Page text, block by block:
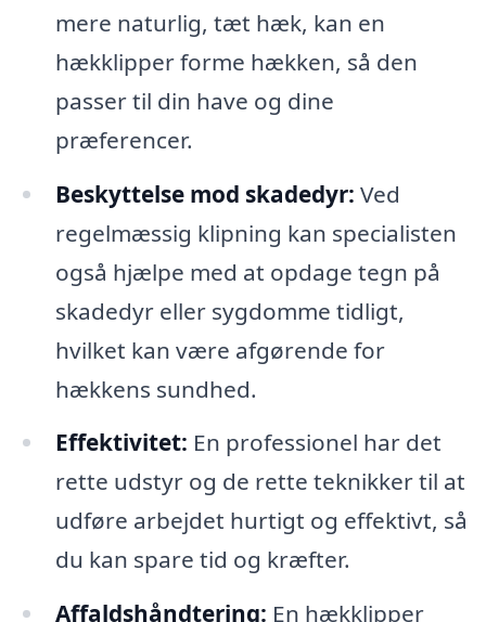
mere naturlig, tæt hæk, kan en
hækklipper forme hækken, så den
passer til din have og dine
præferencer.
Beskyttelse mod skadedyr: Ved
regelmæssig klipning kan specialisten
også hjælpe med at opdage tegn på
skadedyr eller sygdomme tidligt,
hvilket kan være afgørende for
hækkens sundhed.
Effektivitet: En professionel har det
rette udstyr og de rette teknikker til at
udføre arbejdet hurtigt og effektivt, så
du kan spare tid og kræfter.
Affaldshåndtering: En hækklipper